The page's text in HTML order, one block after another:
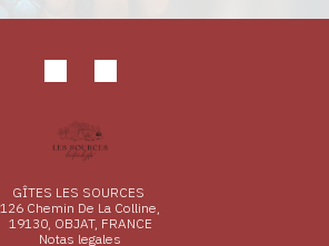
GÎTES LES SOURCES
126 Chemin De La Colline,
19130, OBJAT, FRANCE
Notas legales